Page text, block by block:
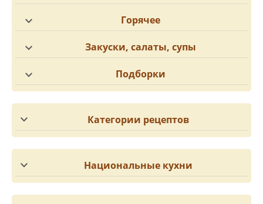
Горячее
Закуски, салаты, супы
Подборки
Категории рецептов
Национальные кухни